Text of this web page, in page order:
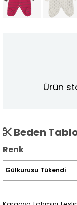
Ürün
Beden
Renk